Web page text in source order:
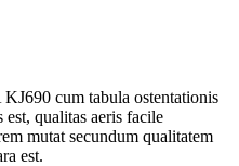
cum tabula ostentationis
qualitas aeris facile
mutat secundum qualitatem
est.